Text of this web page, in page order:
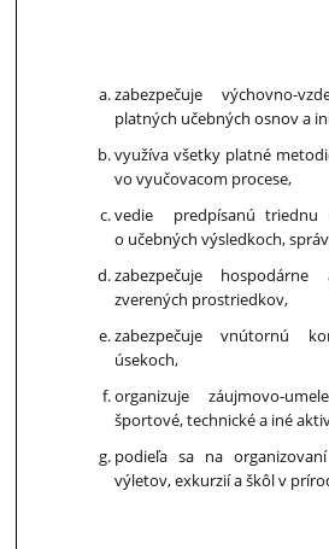
zabezpečuje výchovno-
platných učebných osnov a
využíva všetky platné
vo vyučovacom procese,
vedie predpísanú triednu
o učebných výsledkoch,
zabezpečuje
zverených prostriedkov,
zabezpečuje vnútornú
úsekoch,
organizuje záujmovo-
športové, technické a iné
podieľa sa na
výletov, exkurzií a škôl v